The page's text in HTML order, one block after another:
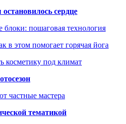
сердце
пошаговая технология
в этом помогает горячая йога
косметику под климат
частные мастера
тематикой